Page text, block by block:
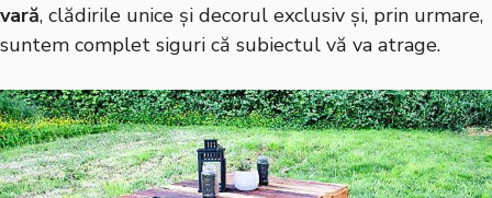
vară, clădirile unice și decorul exclusiv și, prin urmare,
suntem complet siguri că subiectul vă va atrage.